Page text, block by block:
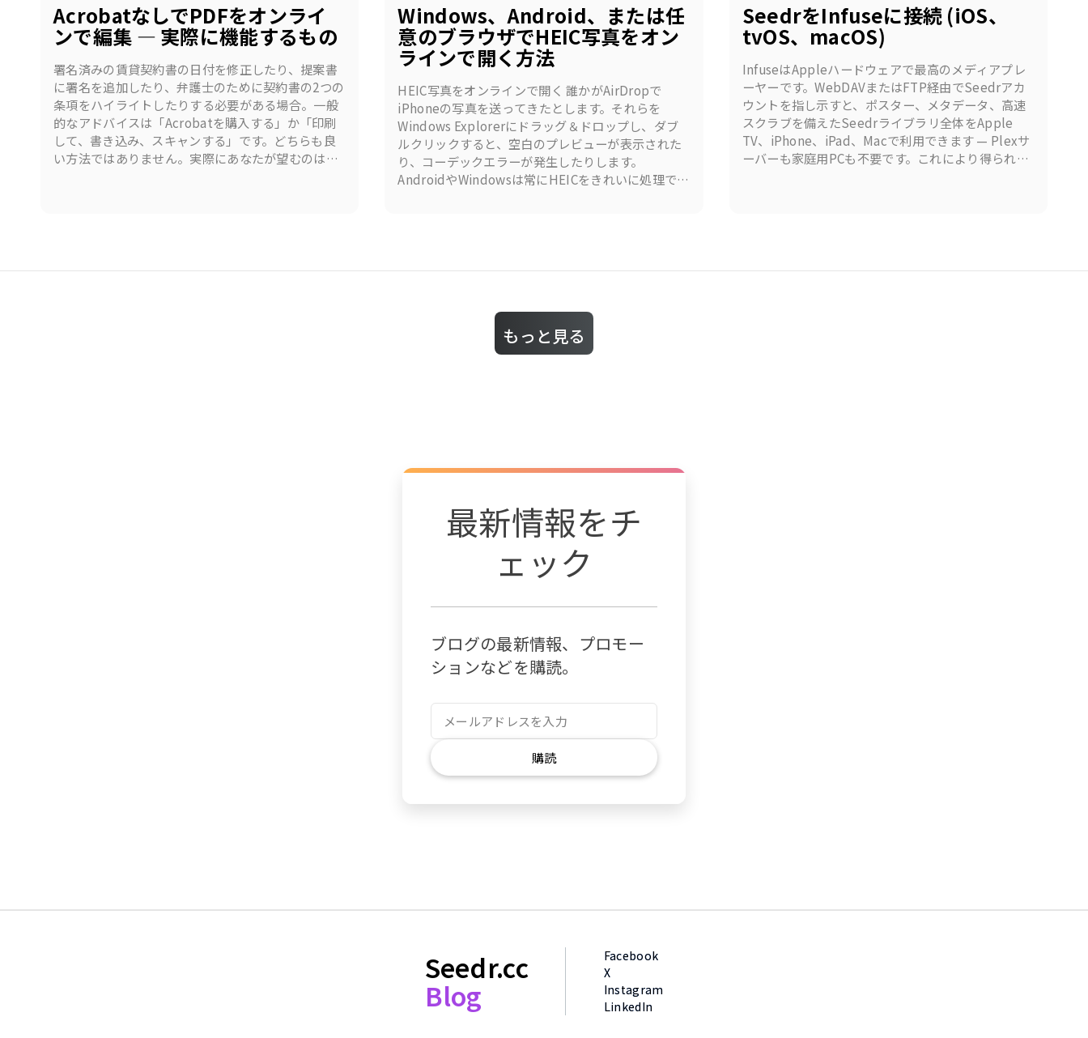
AcrobatなしでPDFをオンライ
ンで編集 — 実際に機能するもの
署名済みの賃貸契約書の日付を修正したり、提案書
に署名を追加したり、弁護士のために契約書の2つの
条項をハイライトしたりする必要がある場合。一般
的なアドバイスは「Acrobatを購入する」か「印刷
して、書き込み、スキャンする」です。どちらも良
い方法ではありません。実際にあなたが望むのは、
Windows、Android、または任
意のブラウザでHEIC写真をオン
ラインで開く方法
HEIC写真をオンラインで開く 誰かがAirDropで
iPhoneの写真を送ってきたとします。それらを
Windows Explorerにドラッグ＆ドロップし、ダブ
ルクリックすると、空白のプレビューが表示された
り、コーデックエラーが発生したりします。
AndroidやWindowsは常にHEICをきれいに処理でき
SeedrをInfuseに接続 (iOS、
tvOS、macOS)
InfuseはAppleハードウェアで最高のメディアプレ
ーヤーです。WebDAVまたはFTP経由でSeedrアカ
ウントを指し示すと、ポスター、メタデータ、高速
スクラブを備えたSeedrライブラリ全体をApple
TV、iPhone、iPad、Macで利用できます — Plexサ
ーバーも家庭用PCも不要です。これにより得られる
もっと見る
最新情報をチ
ェック
ブログの最新情報、プロモー
ションなどを購読。
購読
Seedr.cc
Blog
Facebook
X
Instagram
LinkedIn